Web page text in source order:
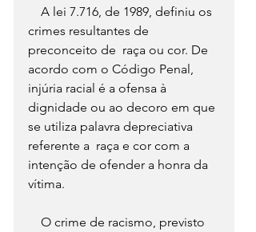
crimes resultantes de
preconceito de  raça ou cor. De
acordo com o Código Penal,
injúria racial é a ofensa à
dignidade ou ao decoro em que
se utiliza palavra depreciativa
referente a  raça e cor com a
intenção de ofender a honra da
vítima.